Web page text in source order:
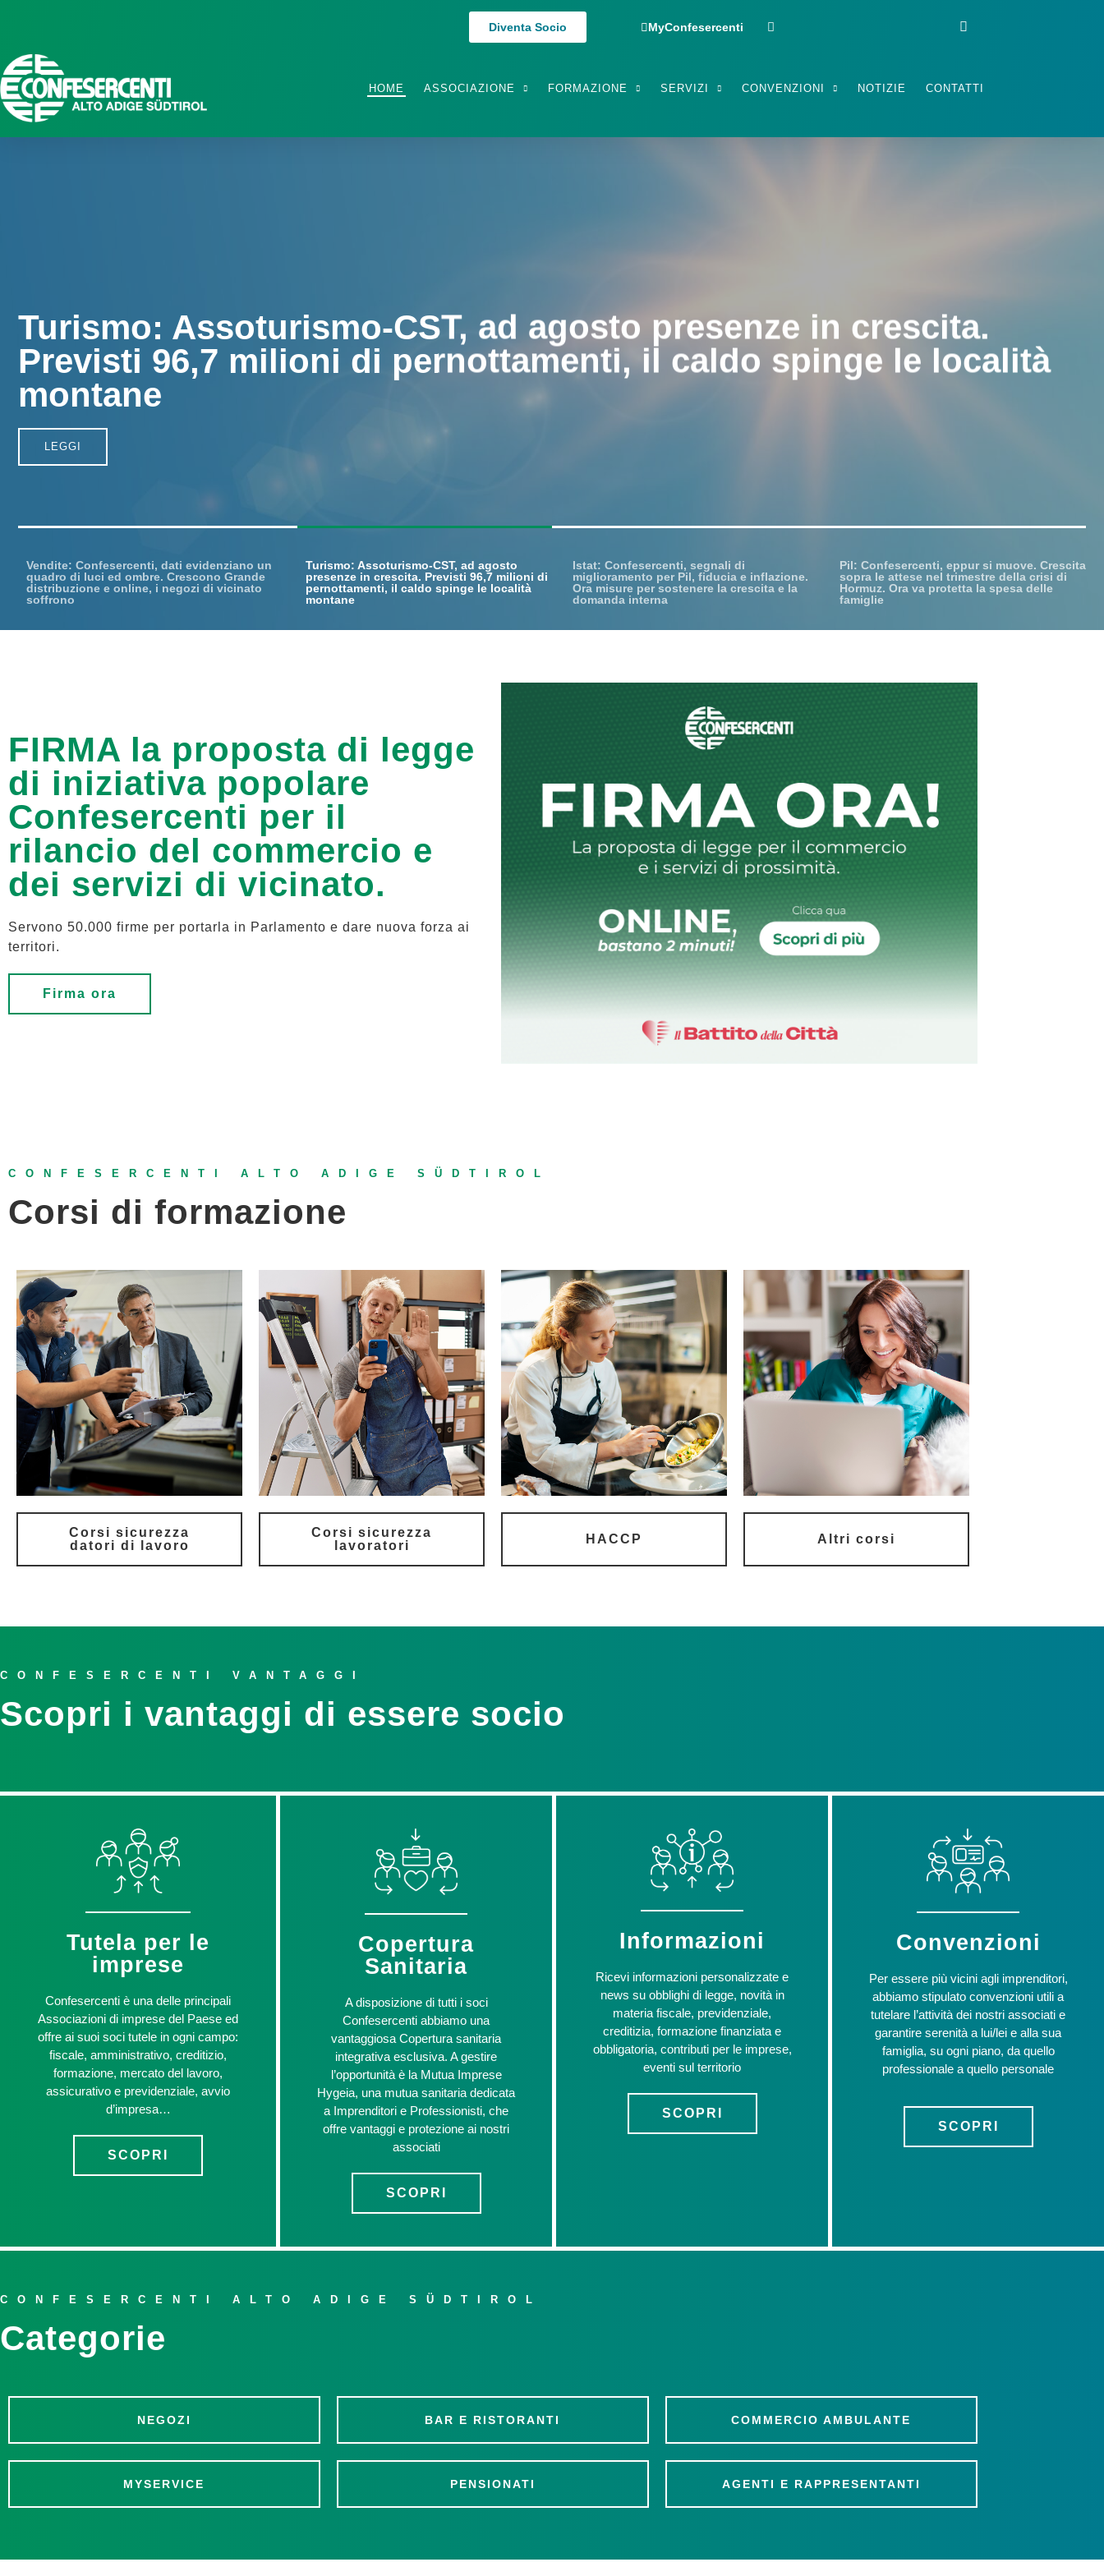
Diventa Socio MyConfesercenti
HOME ASSOCIAZIONE FORMAZIONE SERVIZI CONVENZIONI NOTIZIE CONTATTI
Turismo: Assoturismo-CST, ad agosto presenze in crescita.
Previsti 96,7 milioni di pernottamenti, il caldo spinge le località
montane
LEGGI
Istat: Confesercenti, segnali di miglioramento per Pil,
inflazione. Ora misure per sostenere la crescita e la
Vendite: Confesercenti, dati evidenziano un
quadro di luci ed ombre. Crescono Grande
distribuzione e online, i negozi di vicinato
soffrono
Turismo: Assoturismo-CST, ad agosto
presenze in crescita. Previsti 96,7 milioni di
pernottamenti, il caldo spinge le località
montane
Istat: Confesercenti, segnali di
miglioramento per Pil, fiducia e inflazione.
Ora misure per sostenere la crescita e la
domanda interna
Pil: Confesercenti, eppur si muove. Crescita
sopra le attese nel trimestre della crisi di
Hormuz. Ora va protetta la spesa delle
famiglie
FIRMA la proposta di legge
di iniziativa popolare
Confesercenti per il
rilancio del commercio e
dei servizi di vicinato.
Servono 50.000 firme per portarla in Parlamento e dare nuova forza ai
territori.
Firma ora
CONFESERCENTI ALTO ADIGE SÜDTIROL
Corsi di formazione
Corsi sicurezza
datori di lavoro
Corsi sicurezza
lavoratori
HACCP Altri corsi
CONFESERCENTI VANTAGGI
Scopri i vantaggi di essere socio
Tutela per le
imprese
Confesercenti è una delle principali
Associazioni di imprese del Paese ed
offre ai suoi soci tutele in ogni campo:
fiscale, amministrativo, creditizio,
formazione, mercato del lavoro,
assicurativo e previdenziale, avvio
d’impresa…
SCOPRI
Copertura
Sanitaria
A disposizione di tutti i soci
Confesercenti abbiamo una
vantaggiosa Copertura sanitaria
integrativa esclusiva. A gestire
l’opportunità è la Mutua Imprese
Hygeia, una mutua sanitaria dedicata
a Imprenditori e Professionisti, che
offre vantaggi e protezione ai nostri
associati
SCOPRI
Informazioni
Ricevi informazioni personalizzate e
news su obblighi di legge, novità in
materia fiscale, previdenziale,
creditizia, formazione finanziata e
obbligatoria, contributi per le imprese,
eventi sul territorio
SCOPRI
Convenzioni
Per essere più vicini agli imprenditori,
abbiamo stipulato convenzioni utili a
tutelare l’attività dei nostri associati e
garantire serenità a lui/lei e alla sua
famiglia, su ogni piano, da quello
professionale a quello personale
SCOPRI
CONFESERCENTI ALTO ADIGE SÜDTIROL
Categorie
NEGOZI BAR E RISTORANTI COMMERCIO AMBULANTE
MYSERVICE PENSIONATI AGENTI E RAPPRESENTANTI